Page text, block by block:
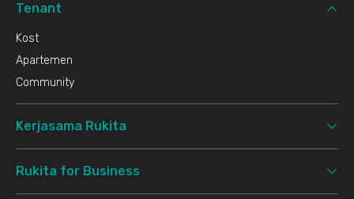
Tenant
Kost
Apartemen
Community
Kerjasama Rukita
Rukita for Business